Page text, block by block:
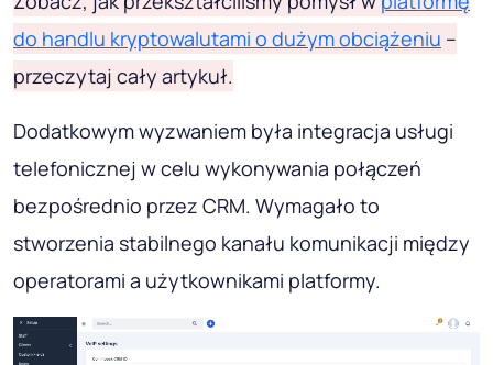
do handlu kryptowalutami o dużym obciążeniu –
przeczytaj cały artykuł.
Dodatkowym wyzwaniem była integracja usługi
telefonicznej w celu wykonywania połączeń
bezpośrednio przez CRM. Wymagało to
stworzenia stabilnego kanału komunikacji między
operatorami a użytkownikami platformy.